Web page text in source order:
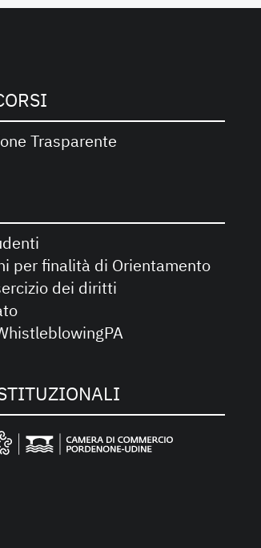
Trasparente
per finalità di Orientamento
dei diritti